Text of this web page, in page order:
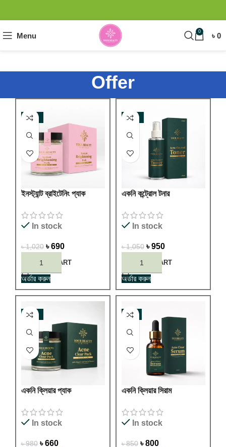
Menu 0 ৳ 0
Offer
-32%
ইনস্ট্যান্ট ব্রাইটেনিং প্যাক
In stock
৳1,020 ৳690
ADD TO CART
অর্ডার করুন
-10%
একনি কন্ট্রোল টনার
In stock
৳1,050 ৳950
ADD TO CART
অর্ডার করুন
-33%
একনি ক্লিয়ার প্যাক
In stock
৳980 ৳660
-6%
একনি ক্লিয়ার সিরাম
In stock
৳850 ৳800